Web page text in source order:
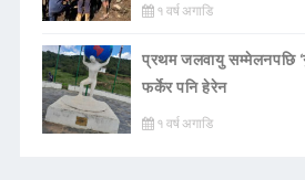
१ वर्ष अगाडि
प्रथम जलवायु सम्मेलनपछि
फर्केर पनि हेरेन
१ वर्ष अगाडि